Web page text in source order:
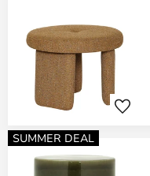
SUMMER DEAL